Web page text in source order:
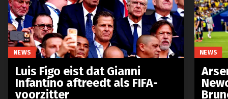
NEWS
Luis Figo eist dat Gianni
Infantino aftreedt als FIFA-
voorzitter
NEWS